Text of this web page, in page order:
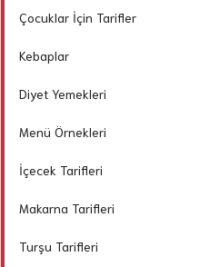
Çocuklar İçin Tarifler
Kebaplar
Diyet Yemekleri
Menü Örnekleri
İçecek Tarifleri
Makarna Tarifleri
Turşu Tarifleri